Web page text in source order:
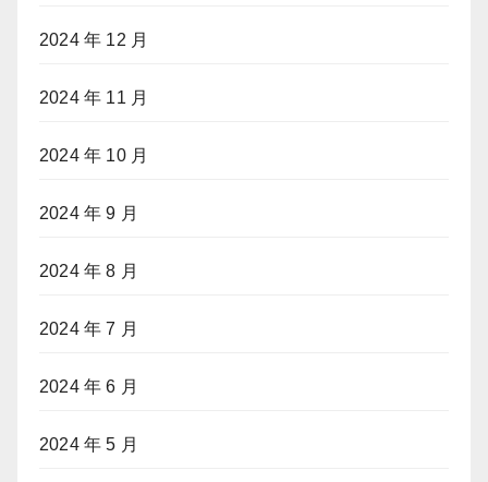
2024 年 12 月
2024 年 11 月
2024 年 10 月
2024 年 9 月
2024 年 8 月
2024 年 7 月
2024 年 6 月
2024 年 5 月